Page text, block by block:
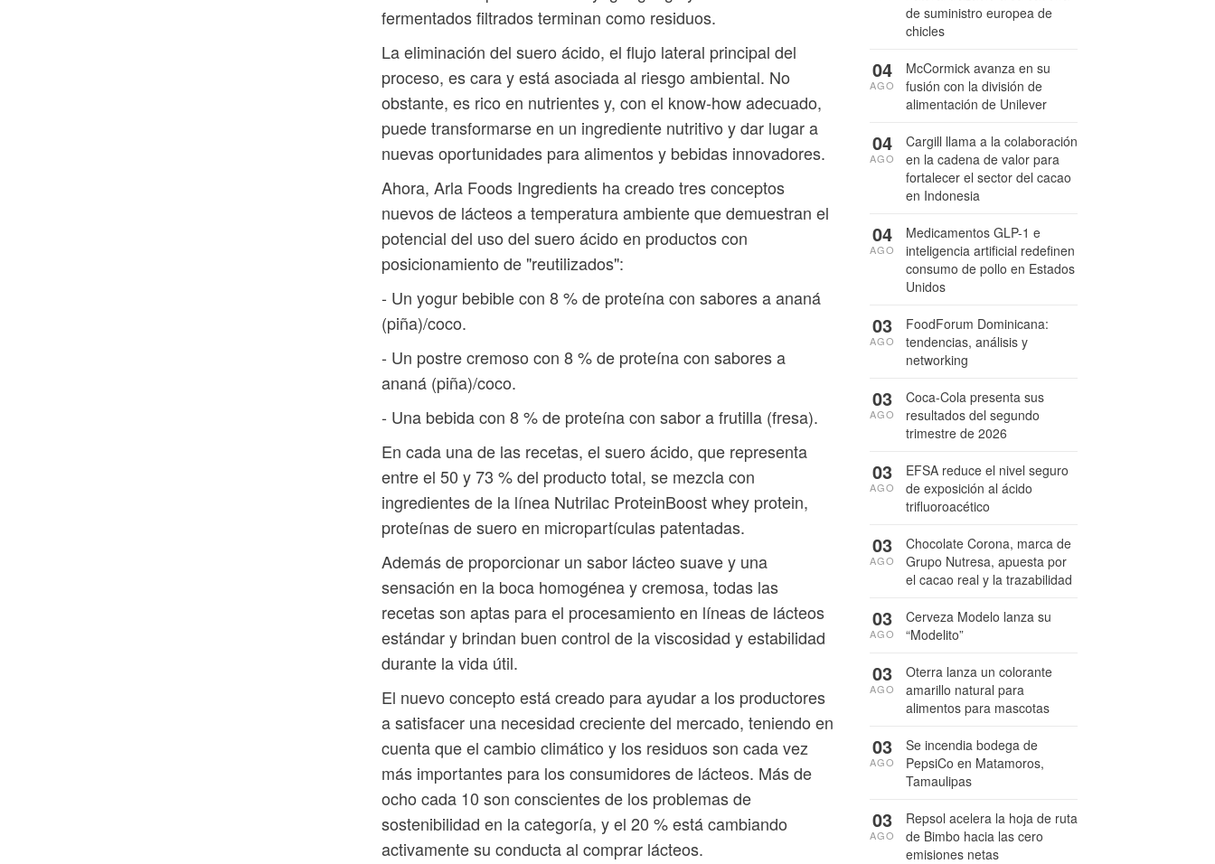
fermentados filtrados terminan como residuos.
La eliminación del suero ácido, el flujo lateral principal del
proceso, es cara y está asociada al riesgo ambiental. No
obstante, es rico en nutrientes y, con el know-how adecuado,
puede transformarse en un ingrediente nutritivo y dar lugar a
nuevas oportunidades para alimentos y bebidas innovadores.
Ahora, Arla Foods Ingredients ha creado tres conceptos
nuevos de lácteos a temperatura ambiente que demuestran el
potencial del uso del suero ácido en productos con
posicionamiento de "reutilizados":
- Un yogur bebible con 8 % de proteína con sabores a ananá
(piña)/coco.
- Un postre cremoso con 8 % de proteína con sabores a
ananá (piña)/coco.
- Una bebida con 8 % de proteína con sabor a frutilla (fresa).
En cada una de las recetas, el suero ácido, que representa
entre el 50 y 73 % del producto total, se mezcla con
ingredientes de la línea Nutrilac ProteinBoost whey protein,
proteínas de suero en micropartículas patentadas.
Además de proporcionar un sabor lácteo suave y una
sensación en la boca homogénea y cremosa, todas las
recetas son aptas para el procesamiento en líneas de lácteos
estándar y brindan buen control de la viscosidad y estabilidad
durante la vida útil.
El nuevo concepto está creado para ayudar a los productores
a satisfacer una necesidad creciente del mercado, teniendo en
cuenta que el cambio climático y los residuos son cada vez
más importantes para los consumidores de lácteos. Más de
ocho cada 10 son conscientes de los problemas de
sostenibilidad en la categoría, y el 20 % está cambiando
activamente su conducta al comprar lácteos.
de suministro europea de
chicles
McCormick avanza en su
fusión con la división de
alimentación de Unilever
04
AGO
Cargill llama a la colaboración
en la cadena de valor para
fortalecer el sector del cacao
en Indonesia
04
AGO
Medicamentos GLP-1 e
inteligencia artificial redefinen
consumo de pollo en Estados
Unidos
04
AGO
FoodForum Dominicana:
tendencias, análisis y
networking
03
AGO
Coca-Cola presenta sus
resultados del segundo
trimestre de 2026
03
AGO
EFSA reduce el nivel seguro
de exposición al ácido
trifluoroacético
03
AGO
Chocolate Corona, marca de
Grupo Nutresa, apuesta por
el cacao real y la trazabilidad
03
AGO
Cerveza Modelo lanza su
“Modelito”
03
AGO
Oterra lanza un colorante
amarillo natural para
alimentos para mascotas
03
AGO
Se incendia bodega de
PepsiCo en Matamoros,
Tamaulipas
03
AGO
Repsol acelera la hoja de ruta
de Bimbo hacia las cero
emisiones netas
03
AGO